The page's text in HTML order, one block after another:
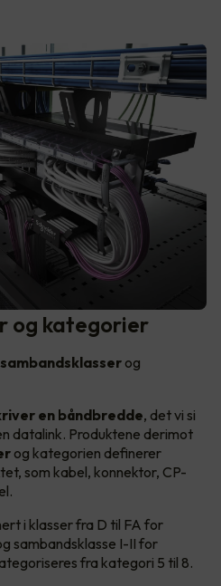
og kategorier
sambandsklasser og
en båndbredde, det vi si
datalink. Produktene derimot
og kategorien definerer
som kabel, konnektor, CP-
i klasser fra D til FA for
sambandsklasse I-II for
fra kategori 5 til 8.